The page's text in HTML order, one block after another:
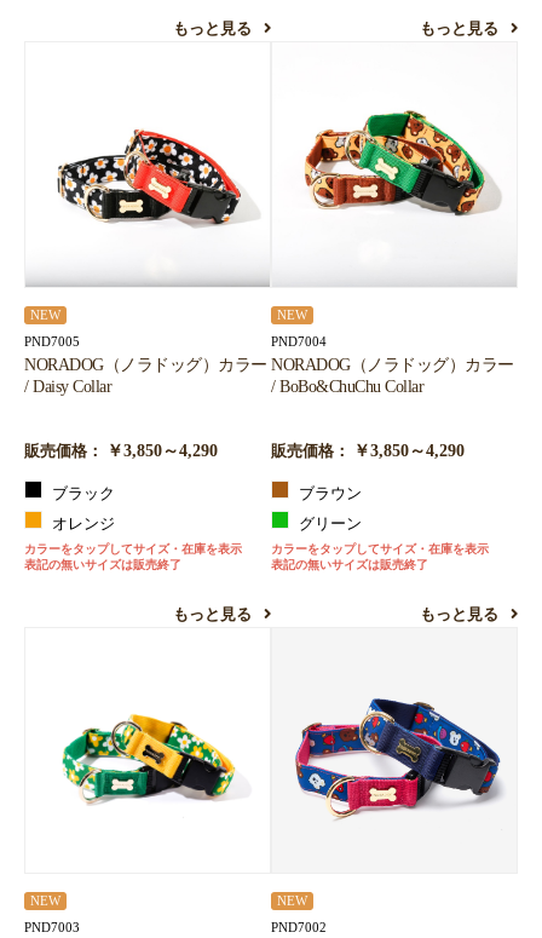
もっと見る もっと見る
NEW
PND7005
NORADOG（ノラドッグ）カラー
/ Daisy Collar
販売価格： ￥3,850～4,290
ブラック
オレンジ
カラーをタップしてサイズ・在庫を表示
表記の無いサイズは販売終了
もっと見る
NEW
PND7004
NORADOG（ノラドッグ）カラー
/ BoBo&ChuChu Collar
販売価格： ￥3,850～4,290
ブラウン
グリーン
カラーをタップしてサイズ・在庫を表示
表記の無いサイズは販売終了
もっと見る
NEW
PND7003
NEW
PND7002